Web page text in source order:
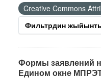
Creative Commons
Фильтрдин
Формы заявлений
Едином окне